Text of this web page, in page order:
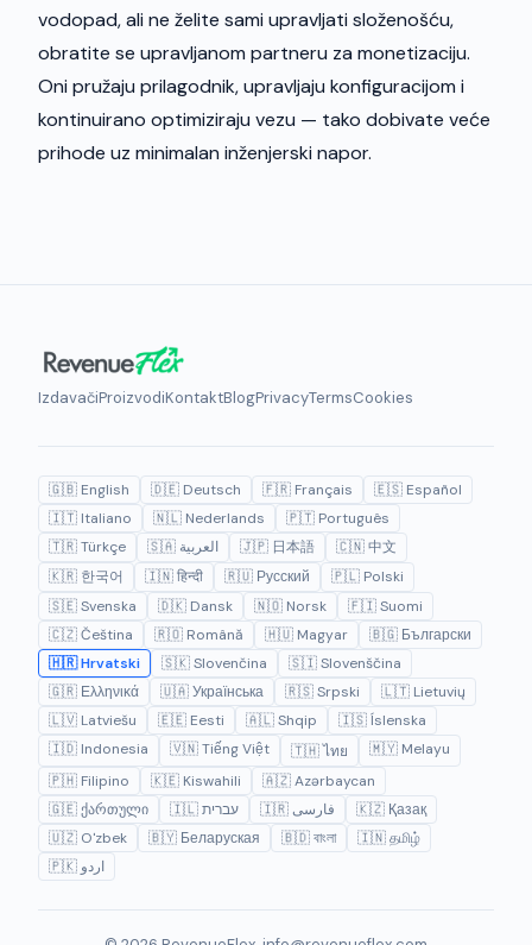
vodopad, ali ne želite sami upravljati složenošću,
obratite se upravljanom partneru za monetizaciju.
Oni pružaju prilagodnik, upravljaju konfiguracijom i
kontinuirano optimiziraju vezu — tako dobivate veće
prihode uz minimalan inženjerski napor.
IzdavačiProizvodiKontaktBlogPrivacyTermsCookies
🇬🇧 English 🇩🇪 Deutsch 🇫🇷 Français
🇪🇸 Español
🇮🇹 Italiano
🇳🇱 Nederlands
🇵🇹 Português
🇹🇷 Türkçe
🇸🇦 العربية 🇯🇵 日本語
🇨🇳 中文
🇰🇷 한국어
🇮🇳 हिन्दी 🇷🇺 Русский
🇵🇱 Polski
🇸🇪 Svenska
🇩🇰 Dansk 🇳🇴 Norsk
🇫🇮 Suomi
🇨🇿 Čeština
🇷🇴 Română 🇭🇺 Magyar
🇧🇬 Български
🇭🇷 Hrvatski
🇸🇰 Slovenčina
🇸🇮 Slovenščina
🇬🇷 Ελληνικά
🇺🇦 Українська 🇷🇸 Srpski
🇱🇹 Lietuvių
🇱🇻 Latviešu
🇪🇪 Eesti 🇦🇱 Shqip
🇮🇸 Íslenska
🇮🇩 Indonesia
🇻🇳 Tiếng Việt 🇹🇭 ไทย
🇲🇾 Melayu
🇵🇭 Filipino
🇰🇪 Kiswahili
🇦🇿 Azərbaycan
🇬🇪 ქართული
🇮🇱 עברית 🇮🇷 فارسی
🇰🇿 Қазақ
🇺🇿 O'zbek
🇧🇾 Беларуская 🇧🇩 বাংলা
🇮🇳 தமிழ்
🇵🇰 اردو